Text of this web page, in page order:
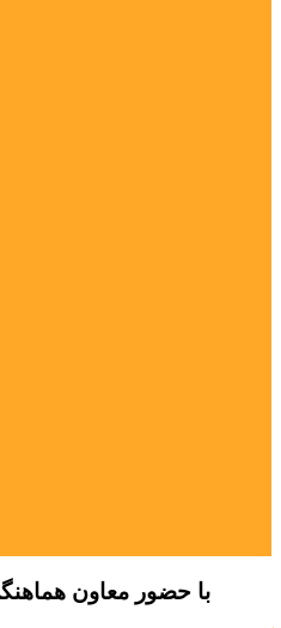
با حضور معاون